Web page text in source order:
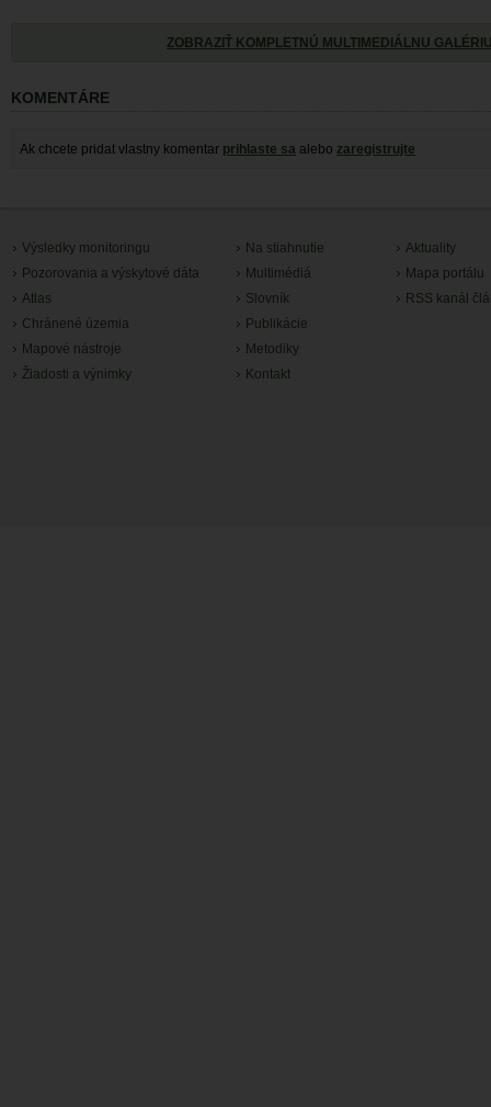
ZOBRAZIŤ KOMPLETNÚ MULTIMEDIÁLNU
KOMENTÁRE
Ak chcete pridat vlastny komentar prihlaste sa alebo zaregistrujte
Výsledky monitoringu
Pozorovania a výskytové dáta
Atlas
Chránené územia
Mapové nástroje
Žiadosti a výnimky
Na stiahnutie
Multimédiá
Slovník
Publikácie
Metodiky
Kontakt
Aktuality
Mapa portálu
RSS kanál